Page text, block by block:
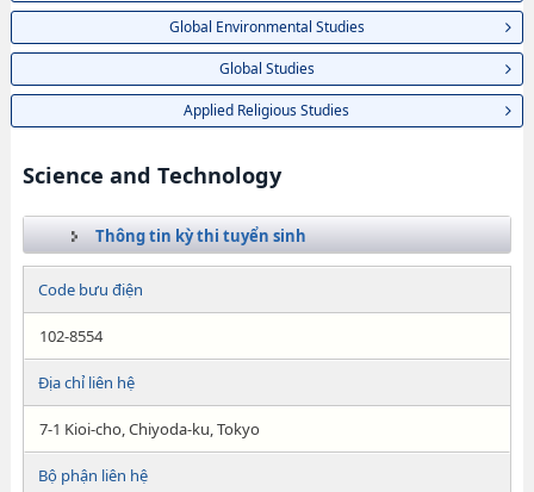
Global Environmental Studies
Global Studies
Applied Religious Studies
Science and Technology
Thông tin kỳ thi tuyển sinh
Code bưu điện
102-8554
Địa chỉ liên hệ
7-1 Kioi-cho, Chiyoda-ku, Tokyo
Bộ phận liên hệ